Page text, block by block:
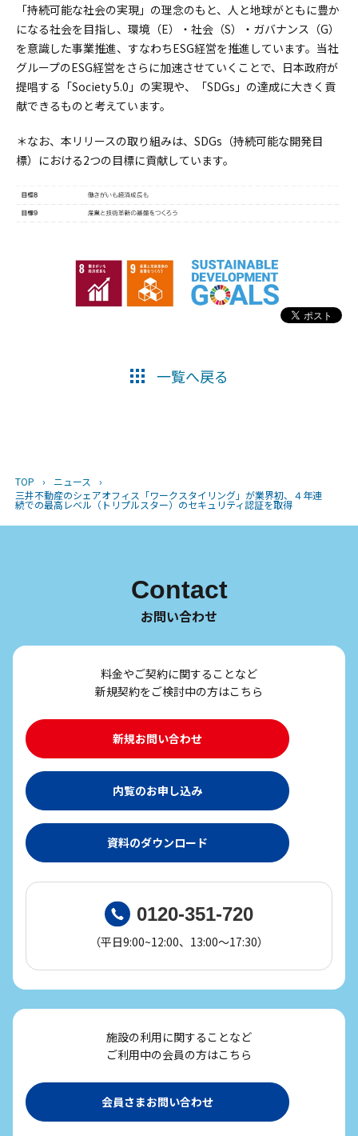
「持続可能な社会の実現」の理念のもと、人と地球がともに豊か
になる社会を目指し、環境（E）・社会（S）・ガバナンス（G）
を意識した事業推進、すなわちESG経営を推進しています。当社
グループのESG経営をさらに加速させていくことで、日本政府が
提唱する「Society 5.0」の実現や、「SDGs」の達成に大きく貢
献できるものと考えています。
＊なお、本リリースの取り組みは、SDGs（持続可能な開発目
標）における2つの目標に貢献しています。
一覧へ戻る
TOP › ニュース
›
三井不動産のシェアオフィス「ワークスタイリング」が業界初、４年連
続での最高レベル（トリプルスター）のセキュリティ認証を取得
Contact
お問い合わせ
料金やご契約に関することなど
新規契約をご検討中の方はこちら
新規お問い合わせ
内覧のお申し込み
資料のダウンロード
0120-351-720
（平日9:00~12:00、13:00～17:30）
施設の利用に関することなど
ご利用中の会員の方はこちら
会員さまお問い合わせ